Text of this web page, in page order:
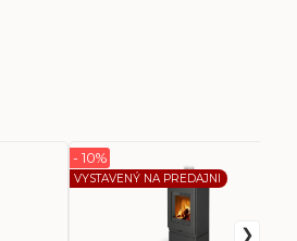
VYSTAVENÝ NA PREDAJNI
- 10%